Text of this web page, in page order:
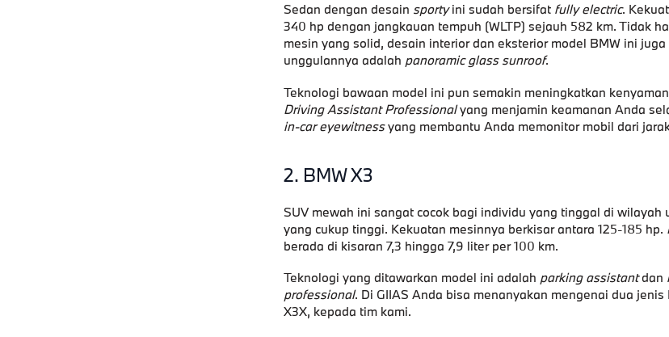
Sedan dengan desain sportyini sudah bersifat fully electric.
340 hp dengan jangkauan tempuh (WLTP) sejauh 582 km. Tidak
mesin yang solid, desain interior dan eksterior model BMW ini
unggulannya adalah panoramic glass sunroof.
Teknologi bawaan model ini pun semakin meningkatkan
Driving Assistant Professionalyang menjamin keamanan Anda
in-car eyewitnessyang membantu Anda memonitor mobil dari
2. BMW X3
SUV mewah ini sangat cocok bagi individu yang tinggal di wilayah
yang cukup tinggi. Kekuatan mesinnya berkisar antara 125-185 hp.
berada di kisaran 7,3 hingga 7,9 liter per 100 km.
Teknologi yang ditawarkan model ini adalah parking assistantdan
professional. Di GIIAS Anda bisa menanyakan mengenai dua jenis
X3X, kepada tim kami.